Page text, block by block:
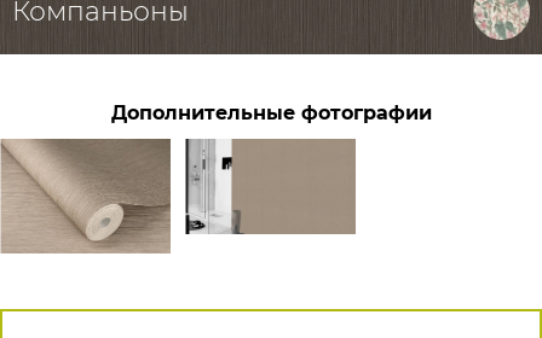
Компаньоны
Дополнительные фотографии